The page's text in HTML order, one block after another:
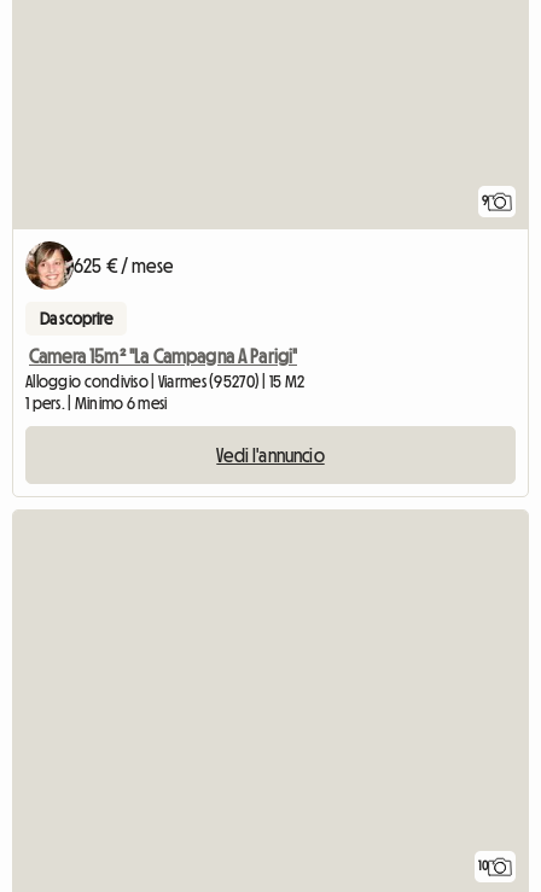
9
625 € / mese
Da scoprire
Camera 15m² "La Campagna A Parigi"
Alloggio condiviso | Viarmes (95270) | 15 M2
1 pers. | Minimo 6 mesi
Vedi l'annuncio
10